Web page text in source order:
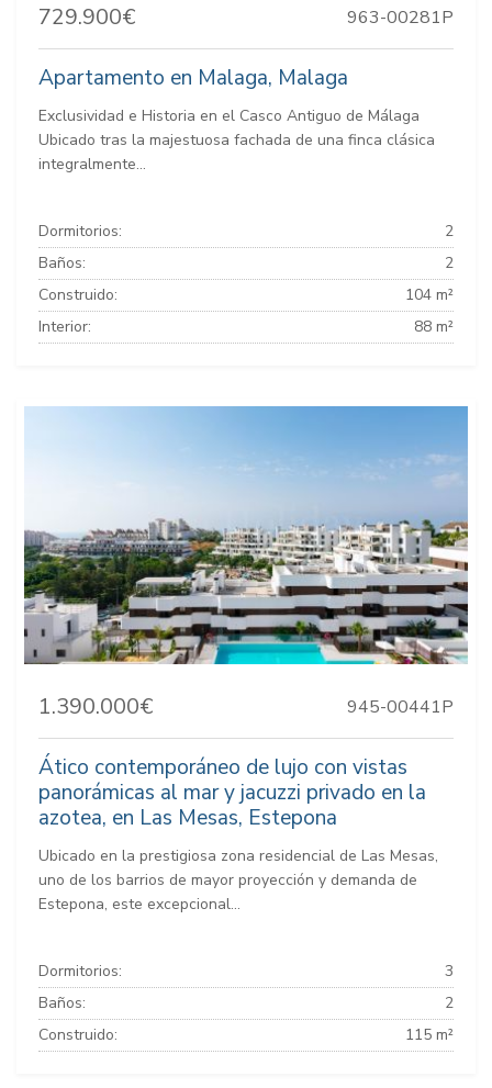
729.900€ 963-00281P
Apartamento en Malaga, Malaga
Exclusividad e Historia en el Casco Antiguo de Málaga
Ubicado tras la majestuosa fachada de una finca clásica
integralmente...
Dormitorios:
2
Baños:
2
Construido:
104 m²
Interior:
88 m²
1.390.000€ 945-00441P
Ático contemporáneo de lujo con vistas
panorámicas al mar y jacuzzi privado en la
azotea, en Las Mesas, Estepona
Ubicado en la prestigiosa zona residencial de Las Mesas,
uno de los barrios de mayor proyección y demanda de
Estepona, este excepcional...
Dormitorios:
3
Baños:
2
Construido:
115 m²